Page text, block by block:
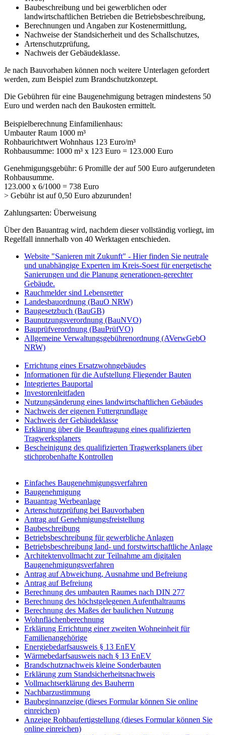
Baubeschreibung und bei gewerblichen oder
landwirtschaftlichen Betrieben die Betriebsbeschreibung,
Berechnungen und Angaben zur Kostenermittlung,
Nachweise der Standsicherheit und des Schallschutzes,
Artenschutzprüfung,
Nachweis der Gebäudeklasse.
Je nach Bauvorhaben können noch weitere Unterlagen gefordert
werden, zum Beispiel zum Brandschutzkonzept.
Die Gebühren für eine Baugenehmigung betragen mindestens 50
Euro und werden nach den Baukosten ermittelt.
Beispielberechnung Einfamilienhaus:
Umbauter Raum 1000 m³
Rohbaurichtwert Wohnhaus 123 Euro/m³
Rohbausumme: 1000 m³ x 123 Euro = 123.000 Euro
Genehmigungsgebühr: 6 Promille der auf 500 Euro aufgerundeten
Rohbausumme.
123.000 x 6/1000 = 738 Euro
> Gebühr ist auf 0,50 Euro abzurunden!
Zahlungsarten: Überweisung
Über den Bauantrag wird, nachdem dieser vollständig vorliegt, im
Regelfall innnerhalb von 40 Werktagen entschieden.
Website "Sanieren mit Zukunft" - Hier finden Sie neutrale
und unabhängige Experten im Kreis-Soest für energetische
Sanierungen und die Planung generationen-gerechter
Gebäude.
Rauchmelder sind Lebensretter
Landesbauordnung (BauO NRW)
Baugesetzbuch (BauGB)
Baunutzungsverordnung (BauNVO)
Bauprüfverordnung (BauPrüfVO)
Allgemeine Verwaltungsgebührenordnung (AVerwGebO
NRW)
Errichtung eines Ersatzwohngebäudes
Informationen für die Aufstellung Fliegender Bauten
Integriertes Bauportal
Investorenleitfaden
Nutzungsänderung eines landwirtschaftlichen Gebäudes
Nachweis der eigenen Futtergrundlage
Nachweis der Gebäudeklasse
Erklärung über die Beauftragung eines qualifizierten
Tragwerksplaners
Bescheinigung des qualifizierten Tragwerksplaners über
stichprobenhafte Kontrollen
Einfaches Baugenehmigungsverfahren
Baugenehmigung
Bauantrag Werbeanlage
Artenschutzprüfung bei Bauvorhaben
Antrag auf Genehmigungsfreistellung
Baubeschreibung
Betriebsbeschreibung für gewerbliche Anlagen
Betriebsbeschreibung land- und forstwirtschaftliche Anlage
Architektenvollmacht zur Teilnahme am digitalen
Baugenehmigungsverfahren
Antrag auf Abweichung, Ausnahme und Befreiung
Antrag auf Befreiung
Berechnung des umbauten Raumes nach DIN 277
Berechnung des höchstgelegenen Aufenthaltraums
Berechnung des Maßes der baulichen Nutzung
Wohnflächenberechnung
Erklärung Errichtung einer zweiten Wohneinheit für
Familienangehörige
Energiebedarfsausweis § 13 EnEV
Wärmebedarfsausweis nach § 13 EnEV
Brandschutznachweis kleine Sonderbauten
Erklärung zum Standsicherheitsnachweis
Vollmachtserklärung des Bauherrn
Nachbarzustimmung
Baubeginnanzeige (dieses Formular können Sie online
einreichen)
Anzeige Rohbaufertigstellung (dieses Formular können Sie
online einreichen)